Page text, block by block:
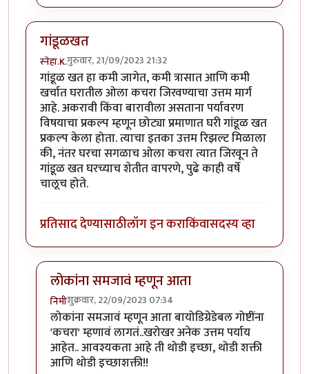
गांडूळखत
स्नेहा.K.गुरुवार, 21/09/2023 21:32
गांडूळ खत हा कमी जागेत, कमी त्रासात आणि कमी
खर्चात घरातील ओला कचरा जिरवण्याचा उत्तम मार्ग
आहे. अकरावी किंवा बारावीला असताना पर्यावरण
विषयाचा प्रकल्प म्हणून छोट्या प्रमाणात घरी गांडूळ खत
प्रकल्प केला होता. त्याचा इतका उत्तम रिझल्ट मिळाला
की, नंतर घरचा सगळाच ओला कचरा त्यात जिरवून ते
गांडूळ खत घरच्याच शेतीत वापरणे, पुढे काही वर्षे
चालूच होते.
प्रतिसाद देण्यासाठीलॉग इन कराकिंवासदस्य व्हा
लोकांना समजावं म्हणून आता
निमीशुक्रवार, 22/09/2023 07:34
In reply toगांडूळखतbyस्नेहा.K.
लोकांना समजावं म्हणून आता बायोडिग्रेडेबल गोष्टींना
'कचरा' म्हणावं लागतं..खरोखर अनेक उत्तम पर्याय
आहेत.. आवश्यकता आहे ती थोडी इच्छा, थोडी शक्ती
आणि थोडी इच्छाशक्ती!!